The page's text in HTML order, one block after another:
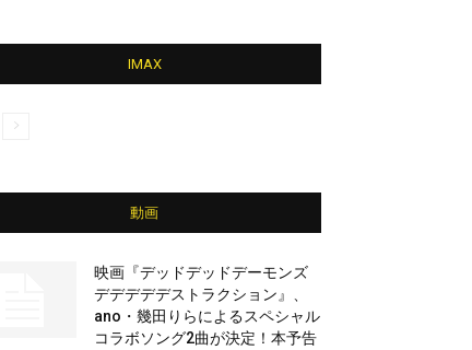
IMAX
動画
映画『デッドデッドデーモンズ
デデデデデストラクション』、
ano・幾田りらによるスペシャル
コラボソング2曲が決定！本予告